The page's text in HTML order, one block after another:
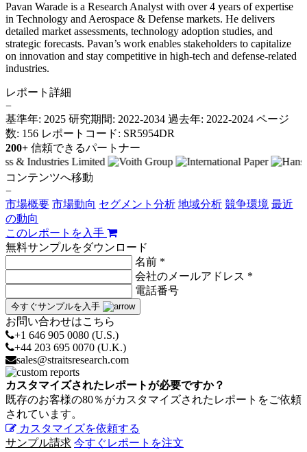
Pavan Warade is a Research Analyst with over 4 years of expertise
in Technology and Aerospace & Defense markets. He delivers
detailed market assessments, technology adoption studies, and
strategic forecasts. Pavan’s work enables stakeholders to capitalize
on innovation and stay competitive in high-tech and defense-related
industries.
レポート詳細
−
基準年: 2025 研究期間: 2022-2034 過去年: 2022-2024 ページ
数: 156 レポートコード: SR5954DR
200+ 信頼できるパートナー
コンテンツへ移動
−
市場概要 市場動向 セグメント分析 地域分析 競争環境 最近
の動向
このレポートを入手
無料サンプルをダウンロード
名前 *
会社のメールアドレス *
電話番号
今すぐサンプルを入手
お問い合わせはこちら
+1 646 905 0080 (U.S.)
+44 203 695 0070 (U.K.)
sales@straitsresearch.com
カスタマイズされたレポートが必要ですか？
既存のお客様の80％がカスタマイズされたレポートをご依頼
されています。
カスタマイズを依頼する
サンプル請求 今すぐレポートを注文